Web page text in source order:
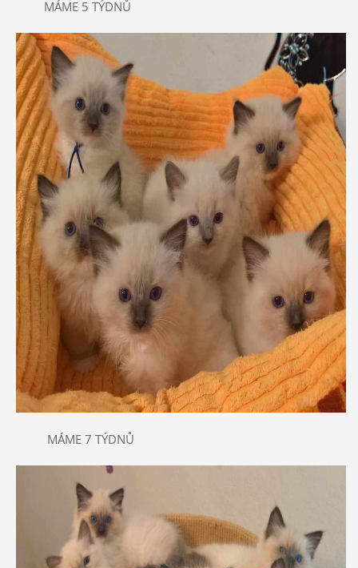
MÁME 5 TÝDNŮ
MÁME 7 TÝDNŮ